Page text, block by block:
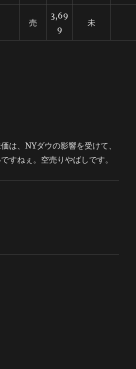
売
3,69
9
未
は、NYダウの影響を受けて、
すねぇ。空売りやばしです。